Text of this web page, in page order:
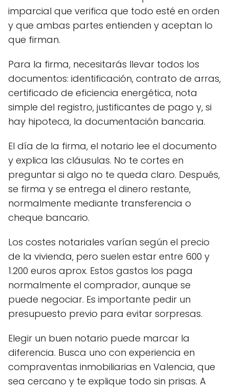
imparcial que verifica que todo esté en orden
y que ambas partes entienden y aceptan lo
que firman.
Para la firma, necesitarás llevar todos los
documentos: identificación, contrato de arras,
certificado de eficiencia energética, nota
simple del registro, justificantes de pago y, si
hay hipoteca, la documentación bancaria.
El día de la firma, el notario lee el documento
y explica las cláusulas. No te cortes en
preguntar si algo no te queda claro. Después,
se firma y se entrega el dinero restante,
normalmente mediante transferencia o
cheque bancario.
Los costes notariales varían según el precio
de la vivienda, pero suelen estar entre 600 y
1.200 euros aprox. Estos gastos los paga
normalmente el comprador, aunque se
puede negociar. Es importante pedir un
presupuesto previo para evitar sorpresas.
Elegir un buen notario puede marcar la
diferencia. Busca uno con experiencia en
compraventas inmobiliarias en Valencia, que
sea cercano y te explique todo sin prisas. A